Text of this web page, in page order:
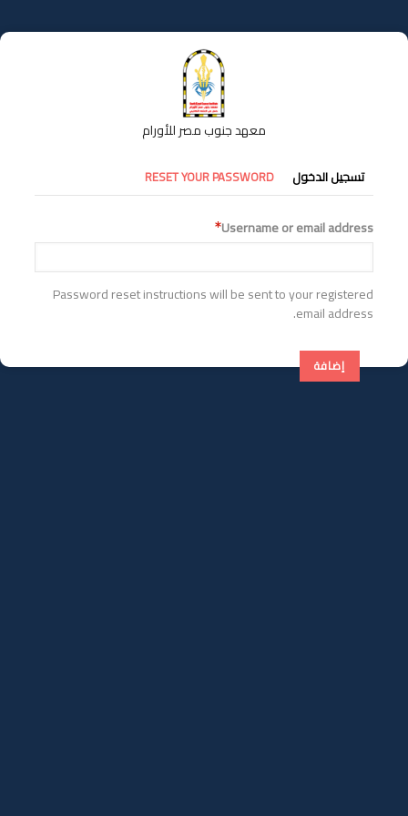
إلى
المحتوى
معهد جنوب مصر للأورام
التبويبات
الأساسية
تسجيل الدخول RESET YOUR PASSWORD
Username or email address
Password reset instructions will be sent to your registered
email address.